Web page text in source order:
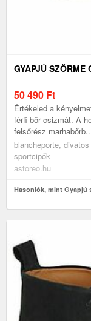
GYAPJÚ SZŐRME
50 490 Ft
Értékeled a
férfi bőr csizmát. A
felsőrész
blancheporte,
sportcipők
astoreo.hu
Hasonlók, mint Gyapjú